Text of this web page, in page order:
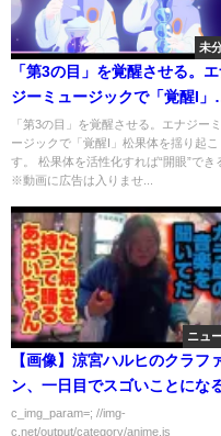
未
「第3の目」を覚醒させる。
ジーミュージックで「覚醒I」松
果体を揺り起こす。 松果体を
性化すれば“開眼”できる。
「第3の目」を覚醒させる。エナジー
ージックで「覚醒I」松果体を揺り起こ
す。 松果体を活性化すれば“開眼”でき
※動画に広告は入りませ...
ニュ
【画像】涼宮ハルヒのクラフ
ン、一日目でスゴいことにな
c_img_param=; //img-
c.net/output/category/anime.js